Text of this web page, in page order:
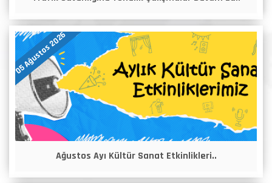
05 Ağustos 2026
Ağustos Ayı Kültür Sanat Etkinlikleri..